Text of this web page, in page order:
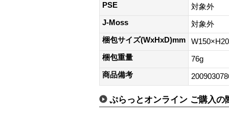
PSE
対象外
J-Moss
対象外
梱包サイズ(WxHxD)mm
梱包重量
76g
商品備考
ぷらっとオンライン ご購入の